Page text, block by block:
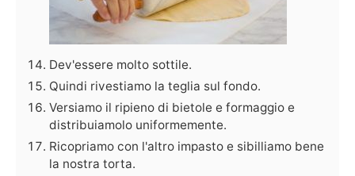
Dev'essere molto sottile.
Quindi rivestiamo la teglia sul fondo.
Versiamo il ripieno di bietole e formaggio e
distribuiamolo uniformemente.
Ricopriamo con l'altro impasto e sibilliamo bene
la nostra torta.